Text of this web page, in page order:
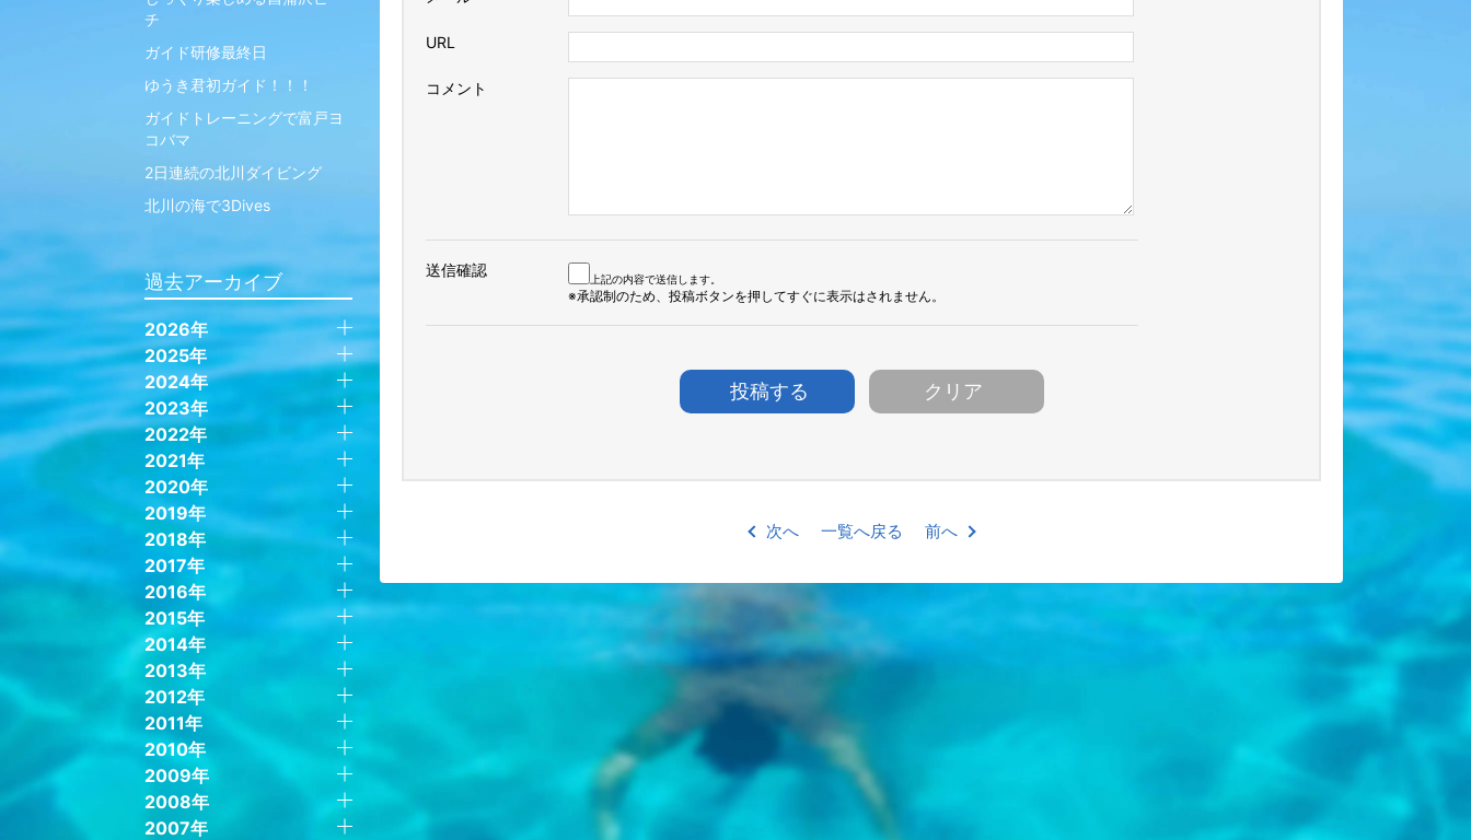
URL
コメント
送信確認 上記の内容で送信します。
※承認制のため、投稿ボタンを押してすぐに表示はされません。
次へ 一覧へ戻る 前へ
チ
ガイド研修最終日
ゆうき君初ガイド！！！
ガイドトレーニングで富戸ヨ
コバマ
2日連続の北川ダイビング
北川の海で3Dives
過去アーカイブ
2026年
2025年
2024年
2023年
2022年
2021年
2020年
2019年
2018年
2017年
2016年
2015年
2014年
2013年
2012年
2011年
2010年
2009年
2008年
2007年